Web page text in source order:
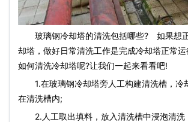
玻璃钢冷却塔的清洗包括哪些? 如果想
却塔，做好日常清洗工作是完成冷却塔正常
如何清洗冷却塔呢?让我们一起来看看吧!
1.在玻璃钢冷却塔旁人工构建清洗槽，冷
在清洗槽内;
2.人工取出填料，放入清洗槽中浸泡清洗